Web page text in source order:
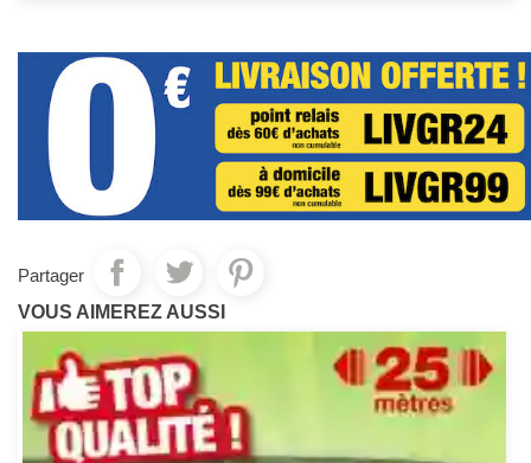
Partager
VOUS AIMEREZ AUSSI